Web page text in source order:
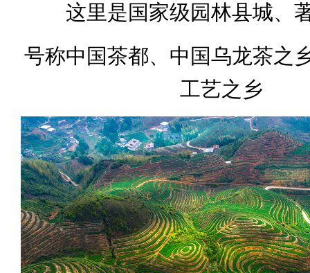
这里是国家级园林县城、
号称中国茶都、中国乌龙茶之
工艺之乡